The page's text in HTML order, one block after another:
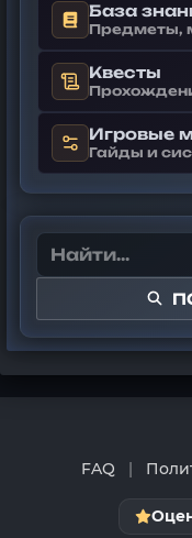
База
Предметы,
Квесты
Игровые
Гайды и
FAQ |